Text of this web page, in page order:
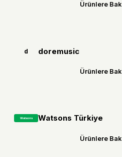
Ürünlere Bak
d doremusic
Ürünlere Bak
Watsons Türkiye
Ürünlere Bak